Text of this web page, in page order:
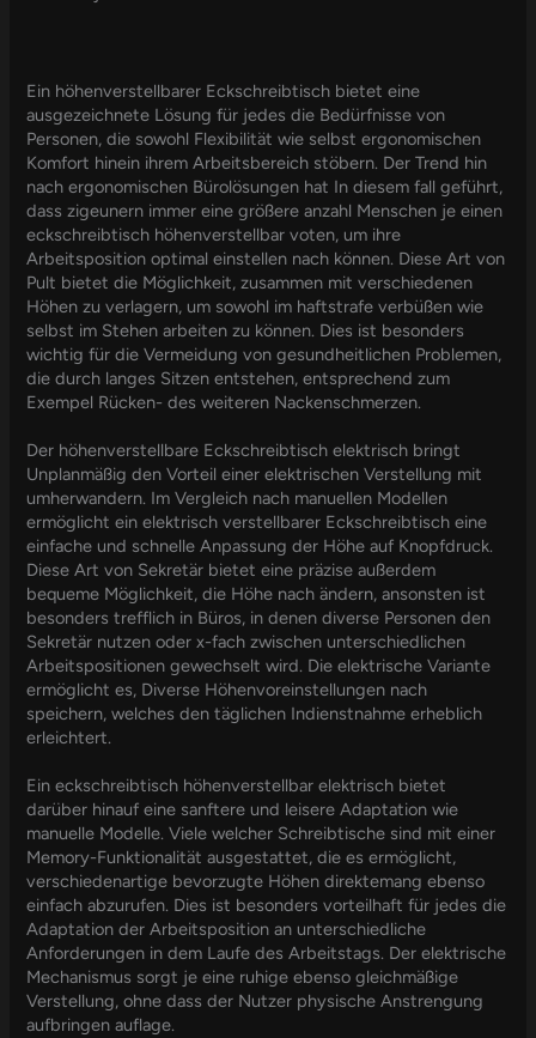
Ein höhenverstellbarer Eckschreibtisch bietet eine
ausgezeichnete Lösung für jedes die Bedürfnisse von
Personen, die sowohl Flexibilität wie selbst ergonomischen
Komfort hinein ihrem Arbeitsbereich stöbern. Der Trend hin
nach ergonomischen Bürolösungen hat In diesem fall geführt,
dass zigeunern immer eine größere anzahl Menschen je einen
eckschreibtisch höhenverstellbar voten, um ihre
Arbeitsposition optimal einstellen nach können. Diese Art von
Pult bietet die Möglichkeit, zusammen mit verschiedenen
Höhen zu verlagern, um sowohl im haftstrafe verbüßen wie
selbst im Stehen arbeiten zu können. Dies ist besonders
wichtig für die Vermeidung von gesundheitlichen Problemen,
die durch langes Sitzen entstehen, entsprechend zum
Exempel Rücken- des weiteren Nackenschmerzen.
Der höhenverstellbare Eckschreibtisch elektrisch bringt
Unplanmäßig den Vorteil einer elektrischen Verstellung mit
umherwandern. Im Vergleich nach manuellen Modellen
ermöglicht ein elektrisch verstellbarer Eckschreibtisch eine
einfache und schnelle Anpassung der Höhe auf Knopfdruck.
Diese Art von Sekretär bietet eine präzise außerdem
bequeme Möglichkeit, die Höhe nach ändern, ansonsten ist
besonders trefflich in Büros, in denen diverse Personen den
Sekretär nutzen oder x-fach zwischen unterschiedlichen
Arbeitspositionen gewechselt wird. Die elektrische Variante
ermöglicht es, Diverse Höhenvoreinstellungen nach
speichern, welches den täglichen Indienstnahme erheblich
erleichtert.
Ein eckschreibtisch höhenverstellbar elektrisch bietet
darüber hinauf eine sanftere und leisere Adaptation wie
manuelle Modelle. Viele welcher Schreibtische sind mit einer
Memory-Funktionalität ausgestattet, die es ermöglicht,
verschiedenartige bevorzugte Höhen direktemang ebenso
einfach abzurufen. Dies ist besonders vorteilhaft für jedes die
Adaptation der Arbeitsposition an unterschiedliche
Anforderungen in dem Laufe des Arbeitstags. Der elektrische
Mechanismus sorgt je eine ruhige ebenso gleichmäßige
Verstellung, ohne dass der Nutzer physische Anstrengung
aufbringen auflage.